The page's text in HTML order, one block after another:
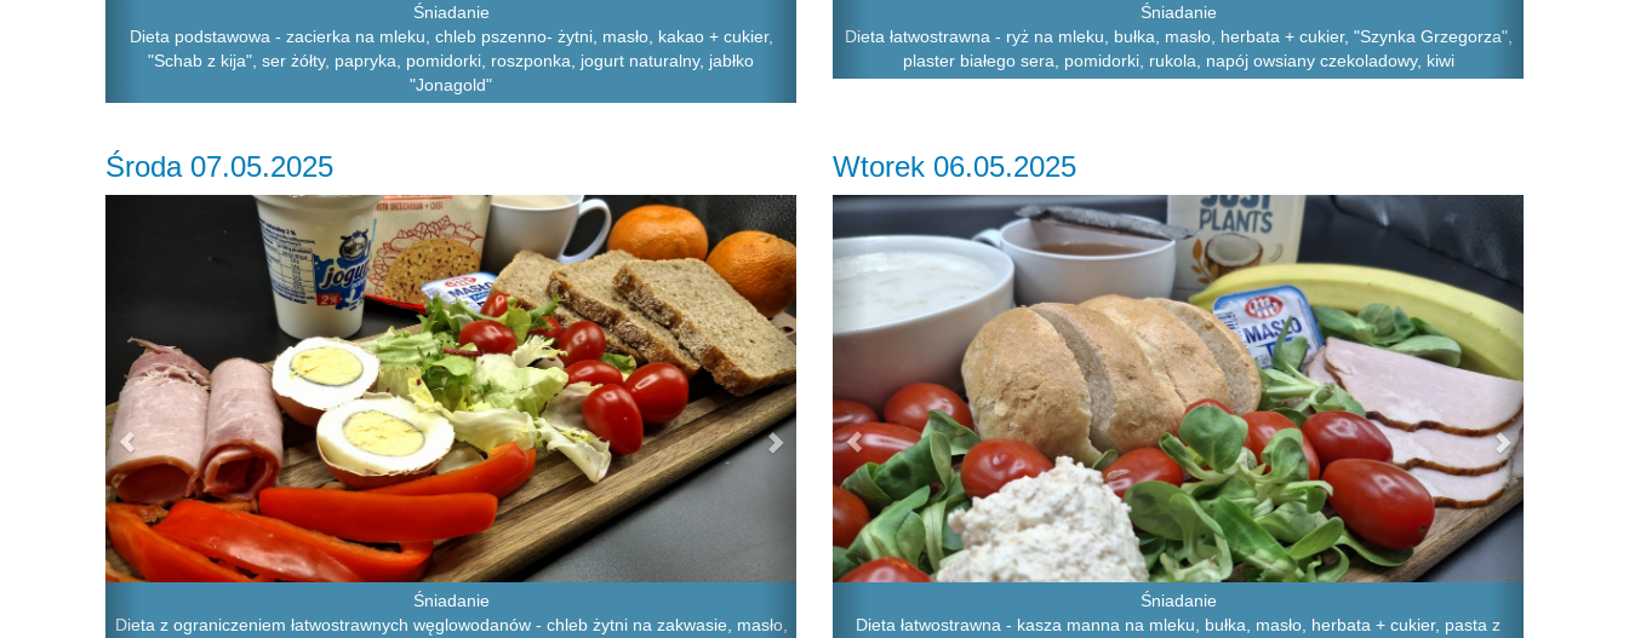
Śniadanie
Dieta podstawowa - zacierka na mleku, chleb pszenno- żytni, masło, kakao + cukier,
"Schab z kija", ser żółty, papryka, pomidorki, roszponka, jogurt naturalny, jabłko
"Jonagold"
Śniadanie
Dieta łatwostrawna - ryż na mleku, bułka, masło, herbata + cukier, "Szynka Grzegorza",
plaster białego sera, pomidorki, rukola, napój owsiany czekoladowy, kiwi
Środa 07.05.2025
Śniadanie
Dieta z ograniczeniem łatwostrawnych węglowodanów - chleb żytni na zakwasie, masło,
Next
Wtorek 06.05.2025
Śniadanie
Dieta łatwostrawna - kasza manna na mleku, bułka, masło, herbata + cukier, pasta z
Previous Next